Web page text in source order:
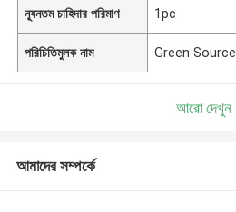
ন্যূনতম চাহিদার পরিমাণ 1pc
পরিচিতিমুলক নাম Green Source
আরো দেখুন
আমাদের সম্পর্কে